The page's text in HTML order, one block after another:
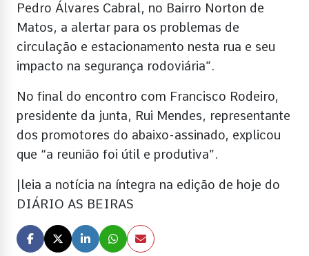
Pedro Álvares Cabral, no Bairro Norton de
Matos, a alertar para os problemas de
circulação e estacionamento nesta rua e seu
impacto na segurança rodoviária”.
No final do encontro com Francisco Rodeiro,
presidente da junta, Rui Mendes, representante
dos promotores do abaixo-assinado, explicou
que “a reunião foi útil e produtiva”.
|leia a notícia na íntegra na edição de hoje do
DIÁRIO AS BEIRAS